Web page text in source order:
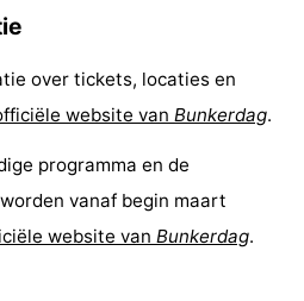
over tickets, locaties en
website van Bunkerdag.
programma en de
vanaf begin maart
website van Bunkerdag.